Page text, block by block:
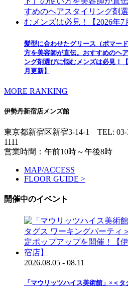
髪型に合わせたグリース（ポマー
方を美容師が直伝。おすすめのヘ
ング剤選びに悩むメンズは必見！
月更新】
MORE RANKING
伊勢丹新宿店メンズ館
東京都新宿区新宿3-14-1 TEL: 03-
1111
営業時間：午前10時～午後8時
MAP/ACCESS
FLOOR GUIDE >
開催中のイベント
2026.08.05 - 08.11
「マウリッツハイス美術館」×＜タ